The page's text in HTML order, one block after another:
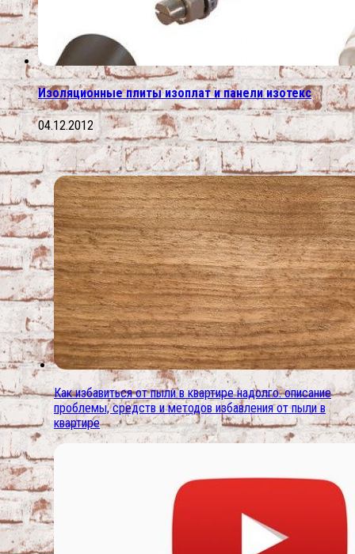
Изоляционные плиты изоплат и панели изотекс
04.12.2012
Как избавиться от пыли в квартире надолго. описание
проблемы, средств и методов избавления от пыли в
квартире